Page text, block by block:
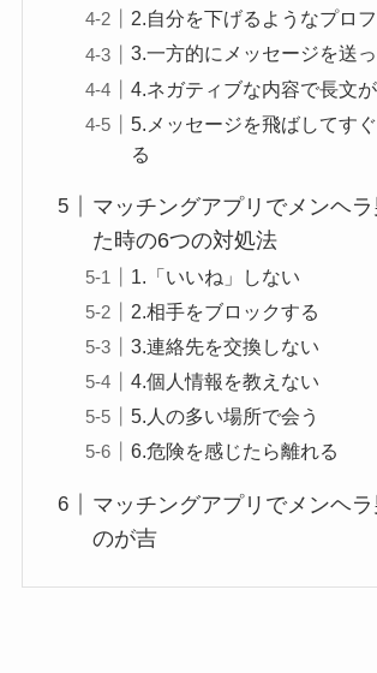
2.自分を下げるようなプロ
3.一方的にメッセージを送
4.ネガティブな内容で長文
5.メッセージを飛ばしてす
る
マッチングアプリでメンヘ
た時の6つの対処法
1.「いいね」しない
2.相手をブロックする
3.連絡先を交換しない
4.個人情報を教えない
5.人の多い場所で会う
6.危険を感じたら離れる
マッチングアプリでメンヘ
のが吉